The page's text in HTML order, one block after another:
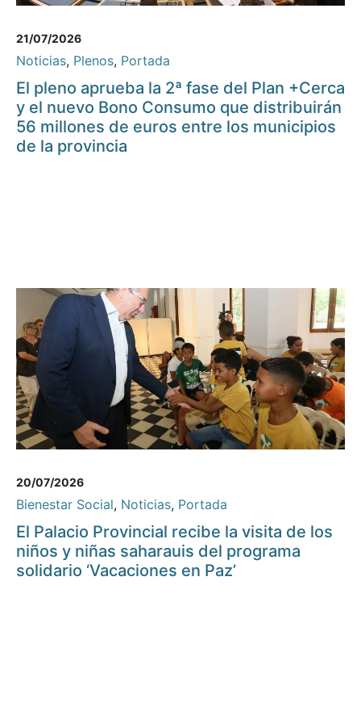
21/07/2026
Noticias, Plenos, Portada
El pleno aprueba la 2ª fase del Plan +Cerca
y el nuevo Bono Consumo que distribuirán
56 millones de euros entre los municipios
de la provincia
20/07/2026
Bienestar Social, Noticias, Portada
El Palacio Provincial recibe la visita de los
niños y niñas saharauis del programa
solidario ‘Vacaciones en Paz’